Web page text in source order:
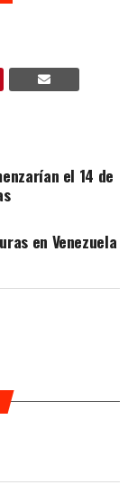
el 14 de
en Venezuela